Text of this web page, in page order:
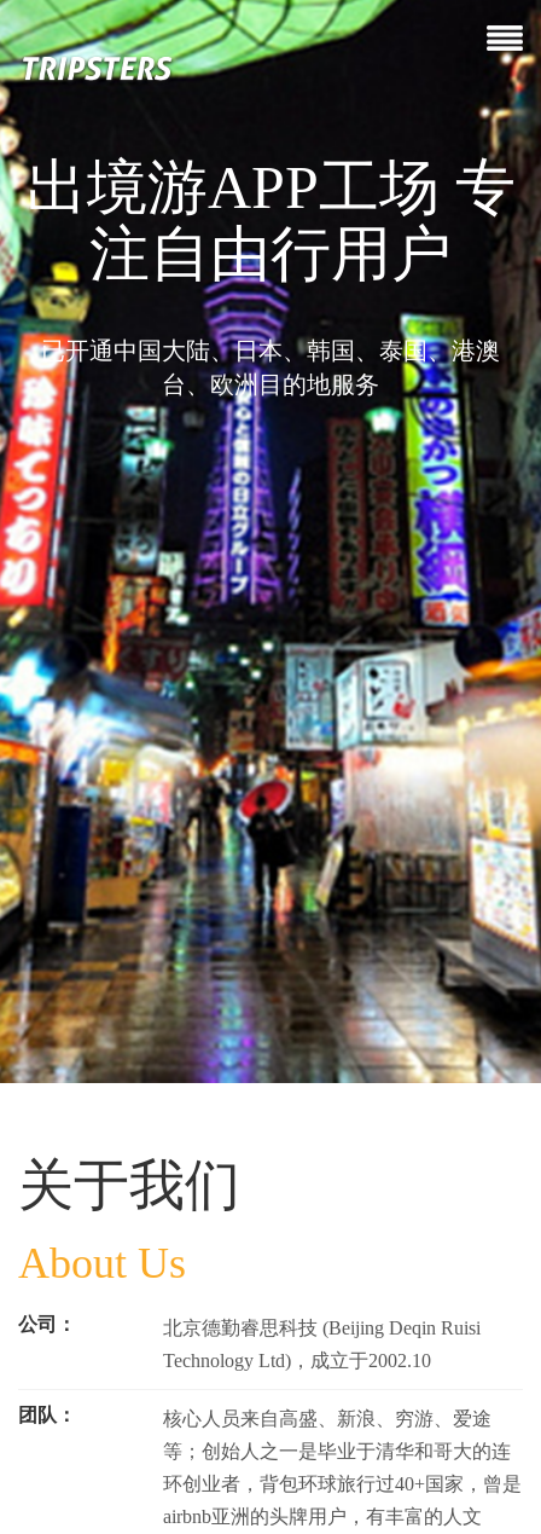
出境游APP工场 专
注自由行用户
已开通中国大陆、日本、韩国、泰国、港澳
台、欧洲目的地服务
关于我们
About Us
公司：
北京德勤睿思科技 (Beijing Deqin Ruisi
Technology Ltd)，成立于2002.10
团队：
核心人员来自高盛、新浪、穷游、爱途
等；创始人之一是毕业于清华和哥大的连
环创业者，背包环球旅行过40+国家，曾是
airbnb亚洲的头牌用户，有丰富的人文